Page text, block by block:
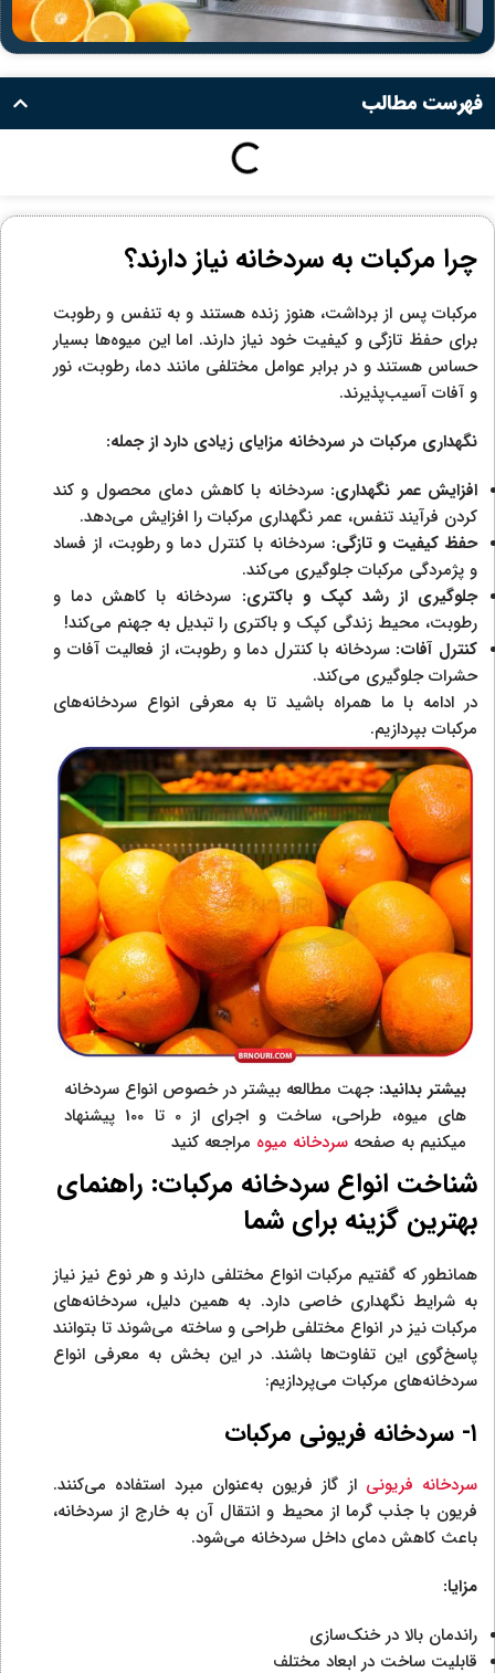
فهرست مطالب
چرا مرکبات به سردخانه نیاز دارند؟
مرکبات پس از برداشت، هنوز زنده هستند و به تنفس و رطوبت
برای حفظ تازگی و کیفیت خود نیاز دارند. اما این میوه‌ها بسیار
حساس هستند و در برابر عوامل مختلفی مانند دما، رطوبت، نور
و آفات آسیب‌پذیرند.
نگهداری مرکبات در سردخانه مزایای زیادی دارد از جمله:
افزایش عمر نگهداری: سردخانه با کاهش دمای محصول و کند
کردن فرآیند تنفس، عمر نگهداری مرکبات را افزایش می‌دهد.
حفظ کیفیت و تازگی: سردخانه با کنترل دما و رطوبت، از فساد
و پژمردگی مرکبات جلوگیری می‌کند.
جلوگیری از رشد کپک و باکتری: سردخانه با کاهش دما و
رطوبت، محیط زندگی کپک و باکتری را تبدیل به جهنم می‌کند!
کنترل آفات: سردخانه با کنترل دما و رطوبت، از فعالیت آفات و
حشرات جلوگیری می‌کند.
در ادامه با ما همراه باشید تا به معرفی انواع سردخانه‌های
مرکبات بپردازیم.
بیشتر بدانید: جهت مطالعه بیشتر در خصوص انواع سردخانه
های میوه، طراحی، ساخت و اجرای از 0 تا 100 پیشنهاد
میکنیم به صفحه سردخانه میوه مراجعه کنید
شناخت انواع سردخانه مرکبات: راهنمای
بهترین گزینه برای شما
همانطور که گفتیم مرکبات انواع مختلفی دارند و هر نوع نیز نیاز
به شرایط نگهداری خاصی دارد. به همین دلیل، سردخانه‌های
مرکبات نیز در انواع مختلفی طراحی و ساخته می‌شوند تا بتوانند
پاسخ‌گوی این تفاوت‌ها باشند. در این بخش به معرفی انواع
سردخانه‌های مرکبات می‌پردازیم:
۱- سردخانه فریونی مرکبات
سردخانه فریونی از گاز فریون به‌عنوان مبرد استفاده می‌کنند.
فریون با جذب گرما از محیط و انتقال آن به خارج از سردخانه،
باعث کاهش دمای داخل سردخانه می‌شود.
مزایا:
راندمان بالا در خنک‌سازی
قابلیت ساخت در ابعاد مختلف